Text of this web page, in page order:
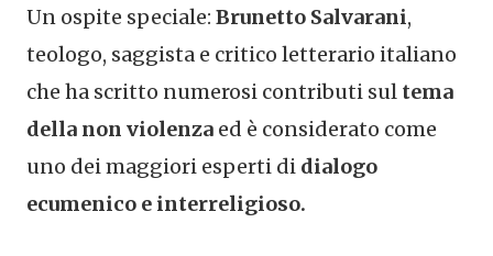
Un ospite speciale: Brunetto Salvarani,
teologo, saggista e critico letterario italiano
che ha scritto numerosi contributi sul tema
della non violenza ed è considerato come
uno dei maggiori esperti di dialogo
ecumenico e interreligioso.